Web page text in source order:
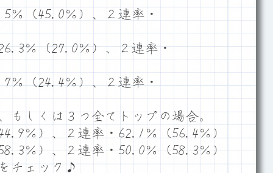
（45.0％）、２連率・
％（27.0％）、２連率・
％（24.4％）、２連率・
しくは３つ全てトップの場合。
％）、２連率・62.1％（56.4％）
％）、２連率・50.0％（58.3％）
チェック♪